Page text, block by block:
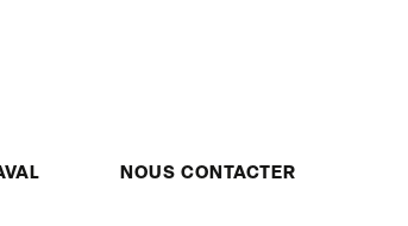
NOUS CONTACTER